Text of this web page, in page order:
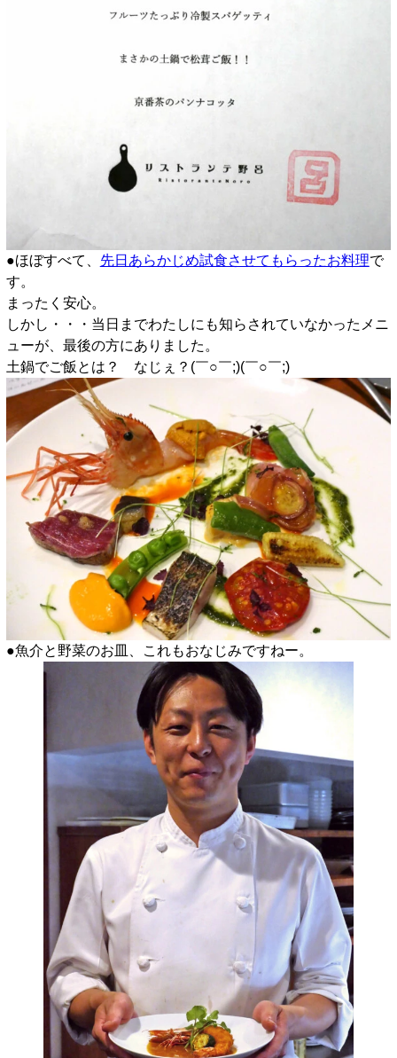
●ほぼすべて、 先日あらかじめ試食させてもらったお料理で
す。
まったく安心。
しかし・・・当日までわたしにも知らされていなかったメニ
ューが、最後の方にありました。
土鍋でご飯とは？ なじぇ？(￣○￣;)(￣○￣;)
●魚介と野菜のお皿、これもおなじみですねー。